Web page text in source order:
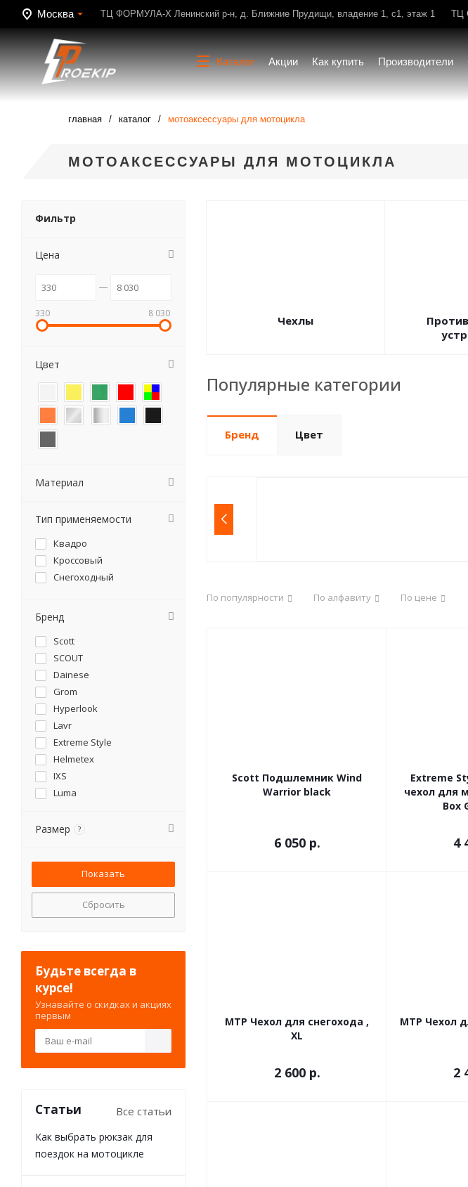
Москва ТЦ ФОРМУЛА-Х Ленинский р-н, д. Ближние Прудищи, владение 1, с1, этаж 1 ТЦ
Каталог Акции Как купить Производители
главная каталог мотоаксессуары для мотоцикла
МОТОАКСЕССУАРЫ ДЛЯ МОТОЦИКЛА
Чехлы
Популярные категории
Бренд Цвет
По популярности По алфавиту По цене
Scott Подшлемник Wind
Warrior black
6 050 р.
Extreme
чехол для
Box
4
МТР Чехол для снегохода ,
XL
2 600р.
МТР Чехол
2
Фильтр
Цена
330 8 030
Цвет
Материал
Тип применяемости
Квадро
Кроссовый
Снегоходный
Бренд
Scott
SCOUT
Dainese
Grom
Hyperlook
Lavr
Extreme Style
Helmetex
IXS
Luma
Starks
Размер ?
Сбросить
Будьте всегда в
курсе!
Узнавайте о скидках и акциях
первым
Статьи Все статьи
Как выбрать рюкзак для
поездок на мотоцикле